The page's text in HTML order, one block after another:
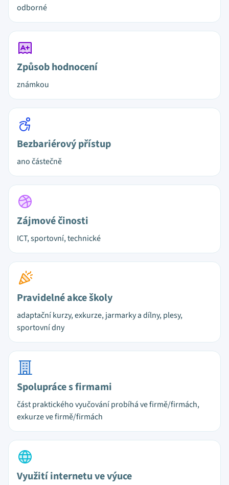
odborné
Způsob hodnocení
známkou
Bezbariérový přístup
ano částečně
Zájmové činosti
ICT, sportovní, technické
Pravidelné akce školy
adaptační kurzy, exkurze, jarmarky a dílny, plesy,
sportovní dny
Spolupráce s firmami
část praktického vyučování probíhá ve firmě/firmách,
exkurze ve firmě/firmách
Využití internetu ve výuce